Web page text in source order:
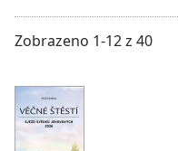
Zobrazeno 1-12 z 40